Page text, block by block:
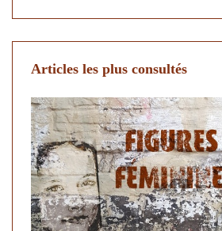
Articles les plus consultés